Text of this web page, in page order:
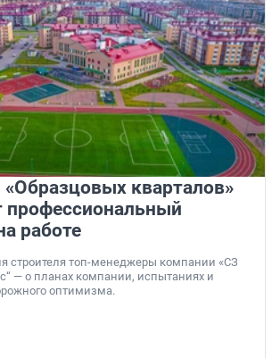
«Образцовых кварталов»
профессиональный
работе
строителя топ-менеджеры компании «СЗ
— о планах компании, испытаниях и
оптимизма.